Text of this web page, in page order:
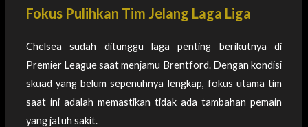
Fokus Pulihkan Tim Jelang Laga Liga
Chelsea sudah ditunggu laga penting berikutnya di
Premier League saat menjamu Brentford. Dengan kondisi
skuad yang belum sepenuhnya lengkap, fokus utama tim
saat ini adalah memastikan tidak ada tambahan pemain
yang jatuh sakit.